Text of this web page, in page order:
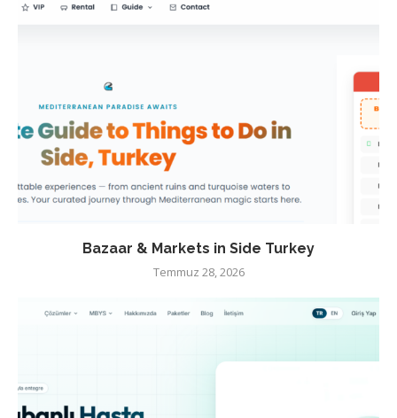
Bazaar & Markets in Side Turkey
Temmuz 28, 2026